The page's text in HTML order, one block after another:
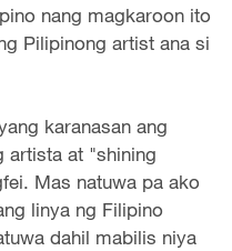
nang magkaroon ito
Pilipinong artist ana si
karanasan ang
artista at "shining
Mas natuwa pa ako
linya ng Filipino
dahil mabilis niya